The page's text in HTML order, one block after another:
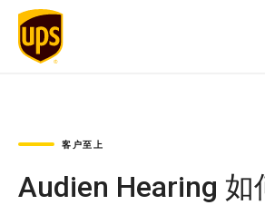
客户至上
Audien Hearing 如